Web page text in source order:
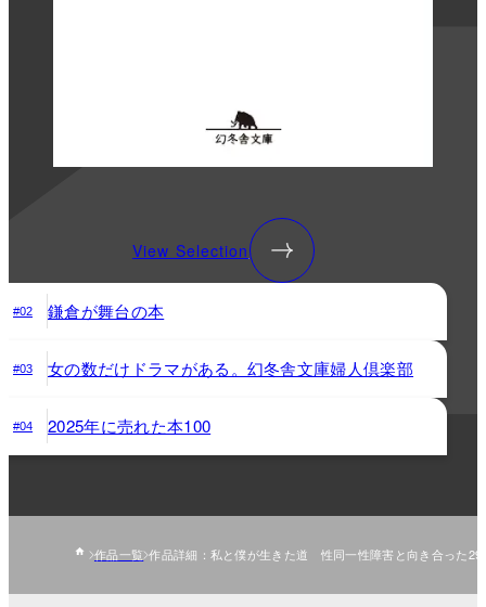
View Selection
#02 鎌倉が舞台の本
#03 女の数だけドラマがある。幻冬舎文庫婦人倶楽部
#04 2025年に売れた本100
作品一覧 作品詳細：私と僕が生きた道 性同一性障害と向き合った29